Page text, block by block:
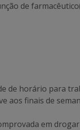
de
de horário para
aos finais de
em